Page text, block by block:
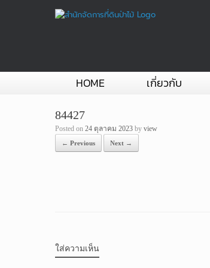
HOME เกี่ยวกับ
84427
Posted on 24 ตุลาคม 2023 by view
← Previous Next →
ใส่ความเห็น